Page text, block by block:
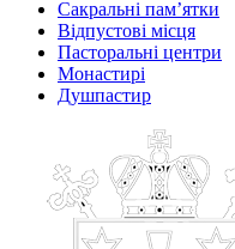
Сакральні пам’ятки
Відпустові місця
Пасторальні центри
Монастирі
Душпастир